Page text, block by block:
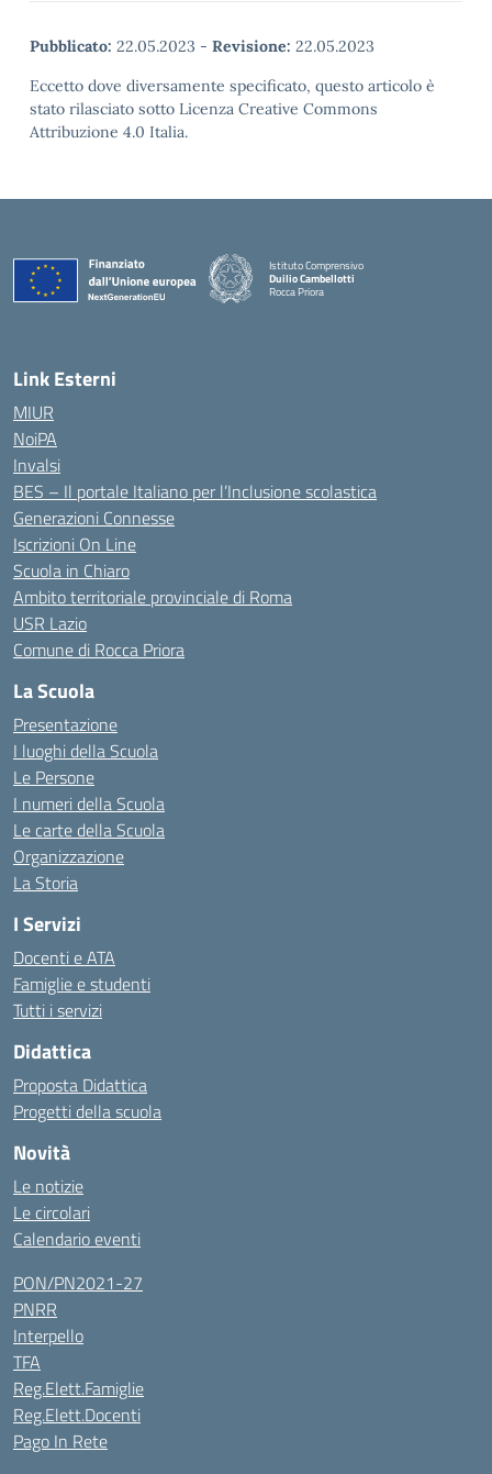
Pubblicato: 22.05.2023 - Revisione: 22.05.2023
Eccetto dove diversamente specificato, questo articolo è
stato rilasciato sotto Licenza Creative Commons
Attribuzione 4.0 Italia.
Istituto Comprensivo
Duilio Cambellotti
Rocca Priora
Link Esterni
MIUR
NoiPA
Invalsi
BES – Il portale Italiano per l’Inclusione scolastica
Generazioni Connesse
Iscrizioni On Line
Scuola in Chiaro
Ambito territoriale provinciale di Roma
USR Lazio
Comune di Rocca Priora
La Scuola
Presentazione
I luoghi della Scuola
Le Persone
I numeri della Scuola
Le carte della Scuola
Organizzazione
La Storia
I Servizi
Docenti e ATA
Famiglie e studenti
Tutti i servizi
Didattica
Proposta Didattica
Progetti della scuola
Novità
Le notizie
Le circolari
Calendario eventi
PON/PN2021-27
PNRR
Interpello
TFA
Reg.Elett.Famiglie
Reg.Elett.Docenti
Pago In Rete